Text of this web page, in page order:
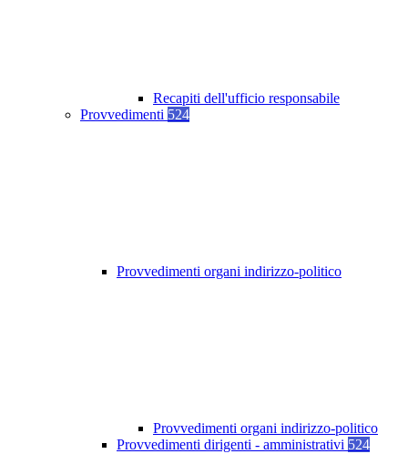
Recapiti dell'ufficio responsabile
Provvedimenti 524
Provvedimenti organi indirizzo-politico
Provvedimenti organi indirizzo-politico
Provvedimenti dirigenti - amministrativi 524